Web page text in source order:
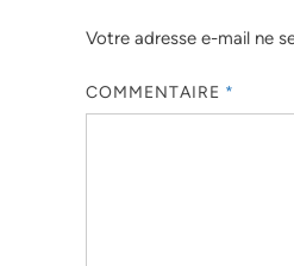
Votre adresse e-mail ne
COMMENTAIRE *